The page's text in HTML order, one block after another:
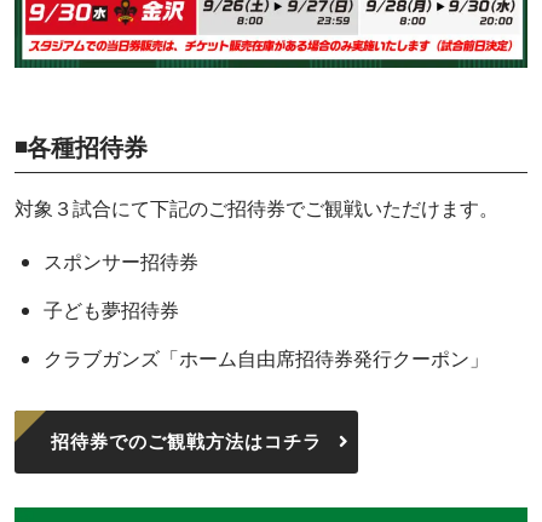
◾️各種招待券
対象３試合にて下記のご招待券でご観戦いただけます。
スポンサー招待券
子ども夢招待券
クラブガンズ「ホーム自由席招待券発行クーポン」
招待券でのご観戦方法はコチラ